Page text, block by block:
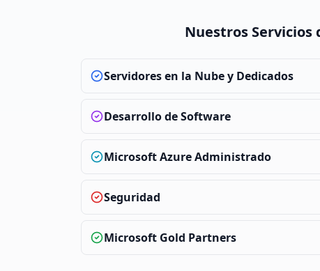
Nuestros
Servidores en la Nube y Dedicados
Desarrollo de Software
Microsoft Azure Administrado
Seguridad
Microsoft Gold Partners